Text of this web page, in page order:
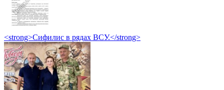
<strong>Сифилис в рядах ВСУ.</strong>